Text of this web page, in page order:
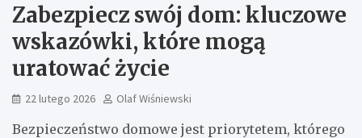
Zabezpiecz swój dom: kluczowe
wskazówki, które mogą
uratować życie
22 lutego 2026 Olaf Wiśniewski
Bezpieczeństwo domowe jest priorytetem, którego